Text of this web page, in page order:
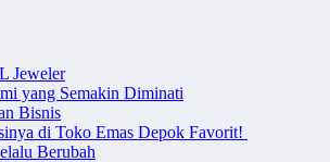
Jeweler
yang Semakin Diminati
Bisnis
di Toko Emas Depok Favorit!
Berubah